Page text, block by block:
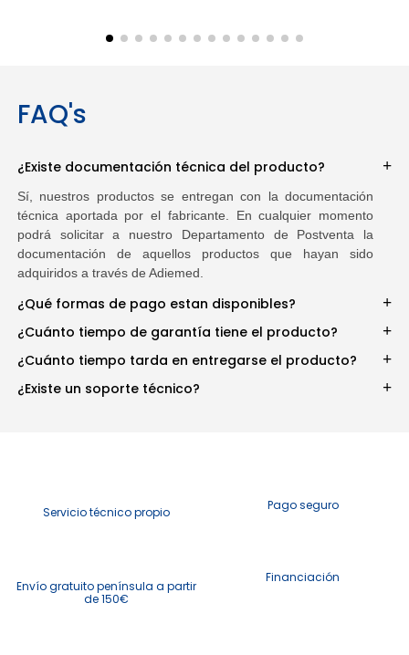
FAQ's
¿Existe documentación técnica del producto?
Sí, nuestros productos se entregan con la documentación
técnica aportada por el fabricante. En cualquier momento
podrá solicitar a nuestro Departamento de Postventa la
documentación de aquellos productos que hayan sido
adquiridos a través de Adiemed.
¿Qué formas de pago estan disponibles?
¿Cuánto tiempo de garantía tiene el producto?
¿Cuánto tiempo tarda en entregarse el producto?
¿Existe un soporte técnico?
Servicio técnico propio Pago seguro
Envío gratuito península a partir
de 150€
Financiación